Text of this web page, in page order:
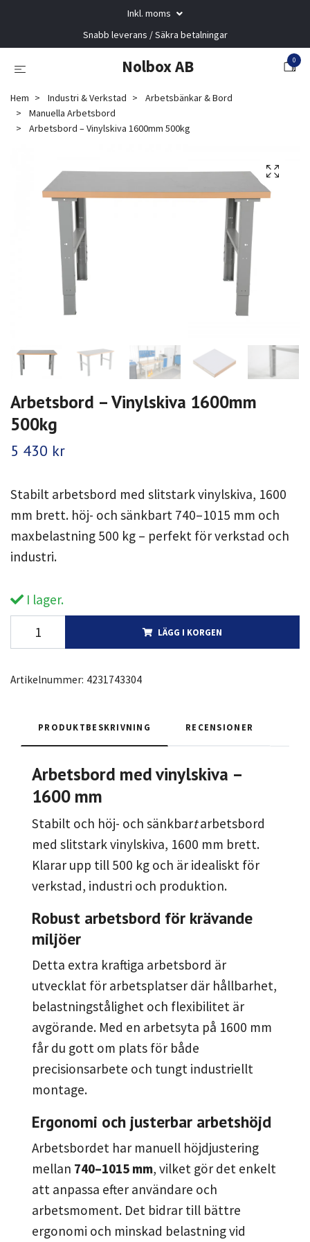
Inkl. moms
Snabb leverans / Säkra betalningar
Nolbox AB 0
Hem Industri & Verkstad
Arbetsbänkar & Bord
Manuella Arbetsbord
Arbetsbord – Vinylskiva 1600mm 500kg
Arbetsbord – Vinylskiva 1600mm
500kg
5 430 kr
Stabilt arbetsbord med slitstark vinylskiva, 1600
mm brett. höj- och sänkbart 740–1015 mm och
maxbelastning 500 kg – perfekt för verkstad och
industri.
I lager.
LÄGG I KORGEN
Artikelnummer: 4231743304
PRODUKTBESKRIVNING RECENSIONER
Arbetsbord med vinylskiva –
1600 mm
Stabilt och höj- och sänkbartarbetsbord
med slitstark vinylskiva, 1600 mm brett.
Klarar upp till 500 kg och är idealiskt för
verkstad, industri och produktion.
Robust arbetsbord för krävande
miljöer
Detta extra kraftiga arbetsbord är
utvecklat för arbetsplatser där hållbarhet,
belastningstålighet och flexibilitet är
avgörande. Med en arbetsyta på 1600 mm
får du gott om plats för både
precisionsarbete och tungt industriellt
montage.
Ergonomi och justerbar arbetshöjd
Arbetsbordet har manuell höjdjustering
mellan 740–1015 mm, vilket gör det enkelt
att anpassa efter användare och
arbetsmoment. Det bidrar till bättre
ergonomi och minskad belastning vid